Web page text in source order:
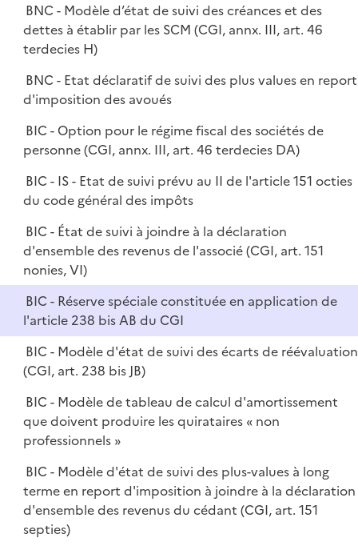
BNC - Modèle d’état de suivi des créances et des
dettes à établir par les SCM (CGI, annx. III, art. 46
terdecies H)
BNC - Etat déclaratif de suivi des plus values en report
d'imposition des avoués
BIC - Option pour le régime fiscal des sociétés de
personne (CGI, annx. III, art. 46 terdecies DA)
BIC - IS - Etat de suivi prévu au II de l'article 151 octies
du code général des impôts
BIC - État de suivi à joindre à la déclaration
d'ensemble des revenus de l'associé (CGI, art. 151
nonies, VI)
BIC - Réserve spéciale constituée en application de
l'article 238 bis AB du CGI
BIC - Modèle d'état de suivi des écarts de réévaluation
(CGI, art. 238 bis JB)
BIC - Modèle de tableau de calcul d'amortissement
que doivent produire les quirataires « non
professionnels »
BIC - Modèle d'état de suivi des plus-values à long
terme en report d'imposition à joindre à la déclaration
d'ensemble des revenus du cédant (CGI, art. 151
septies)